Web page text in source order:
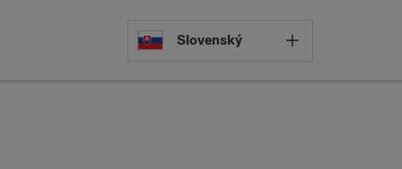
Select
Slovenský